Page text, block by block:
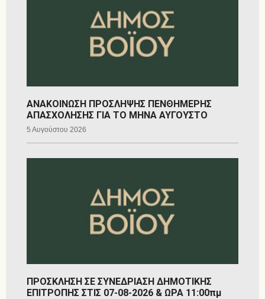
ΑΝΑΚΟΙΝΩΣΗ ΠΡΟΣΛΗΨΗΣ ΠΕΝΘΗΜΕΡΗΣ
ΑΠΑΣΧΟΛΗΣΗΣ ΓΙΑ ΤΟ ΜΗΝΑ ΑΥΓΟΥΣΤΟ
5 Αυγούστου 2026
ΠΡΟΣΚΛΗΣΗ ΣΕ ΣΥΝΕΔΡΙΑΣΗ ΔΗΜΟΤΙΚΗΣ
ΕΠΙΤΡΟΠΗΣ ΣΤΙΣ 07-08-2026 & ΩΡΑ 11:00πμ